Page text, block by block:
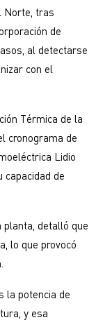
Norte, tras
de
al detectarse
con el
Térmica de la
cronograma de
Lidio
capacidad de
planta, detalló que
lo que provocó
la potencia de
y esa